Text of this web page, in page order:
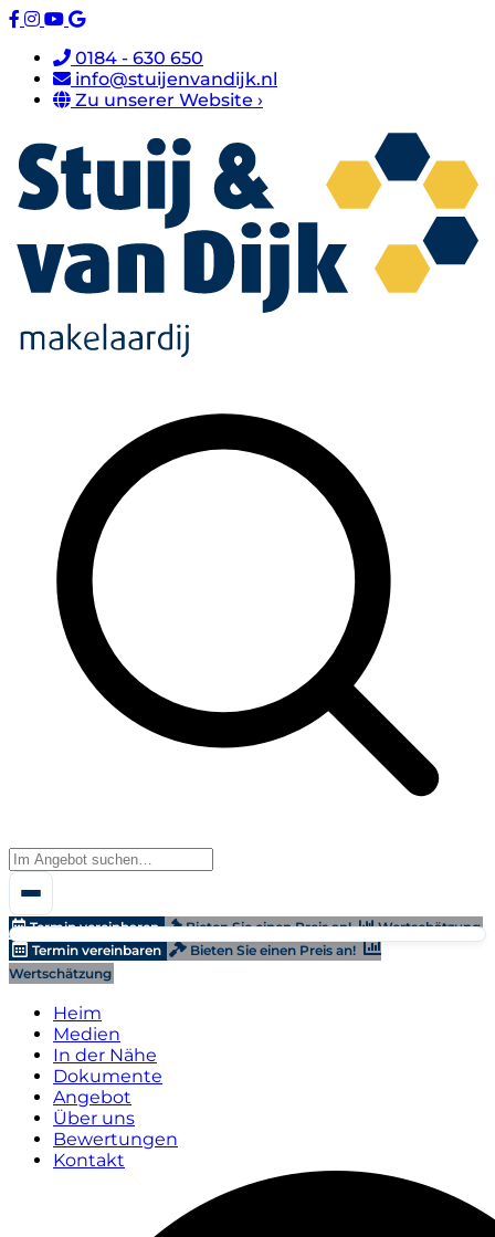
0184 - 630 650
info@stuijenvandijk.nl
Zu unserer Website ›
Termin vereinbaren Bieten Sie einen Preis an!
Wertschätzung
Termin vereinbaren
Bieten Sie einen Preis an!
Wertschätzung
Heim
Medien
In der Nähe
Dokumente
Angebot
Über uns
Bewertungen
Kontakt